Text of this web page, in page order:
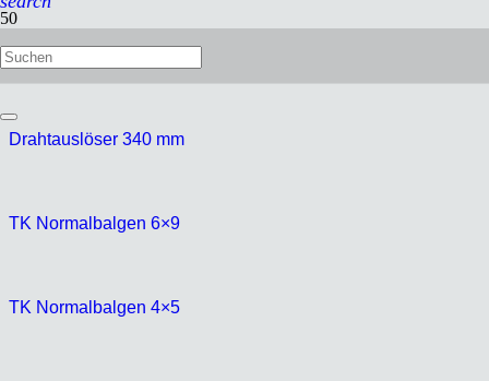
Stativzubehör
Drahtauslöser 340 mm
TK Normalbalgen 6×9
TK Normalbalgen 4×5